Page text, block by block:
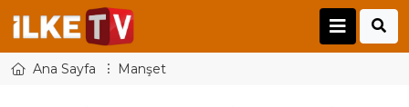
Ana Sayfa Manşet